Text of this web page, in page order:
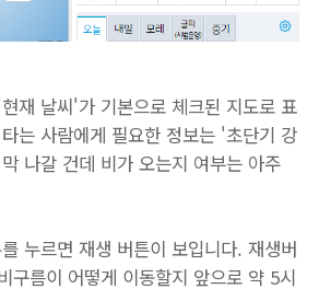
재 날씨'가 기본으로 체크된 지도로 표
는 사람에게 필요한 정보는 '초단기 강
나갈 건데 비가 오는지 여부는 아주
누르면 재생 버튼이 보입니다. 재생버
구름이 어떻게 이동할지 앞으로 약 5시